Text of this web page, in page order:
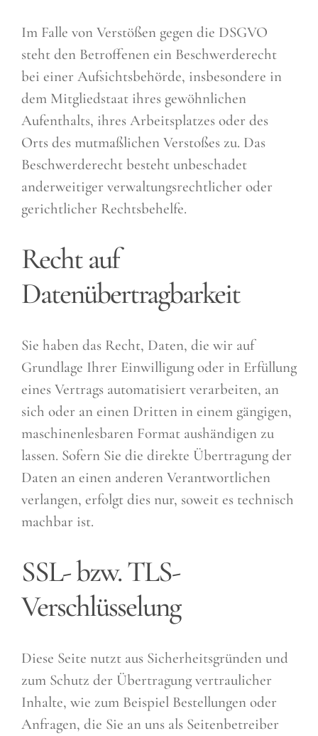
Im Falle von Verstößen gegen die DSGVO
steht den Betroffenen ein Beschwerderecht
bei einer Aufsichtsbehörde, insbesondere in
dem Mitgliedstaat ihres gewöhnlichen
Aufenthalts, ihres Arbeitsplatzes oder des
Orts des mutmaßlichen Verstoßes zu. Das
Beschwerderecht besteht unbeschadet
anderweitiger verwaltungsrechtlicher oder
gerichtlicher Rechtsbehelfe.
Recht auf
Datenübertragbarkeit
Sie haben das Recht, Daten, die wir auf
Grundlage Ihrer Einwilligung oder in Erfüllung
eines Vertrags automatisiert verarbeiten, an
sich oder an einen Dritten in einem gängigen,
maschinenlesbaren Format aushändigen zu
lassen. Sofern Sie die direkte Übertragung der
Daten an einen anderen Verantwortlichen
verlangen, erfolgt dies nur, soweit es technisch
machbar ist.
SSL- bzw. TLS-
Verschlüsselung
Diese Seite nutzt aus Sicherheitsgründen und
zum Schutz der Übertragung vertraulicher
Inhalte, wie zum Beispiel Bestellungen oder
Anfragen, die Sie an uns als Seitenbetreiber